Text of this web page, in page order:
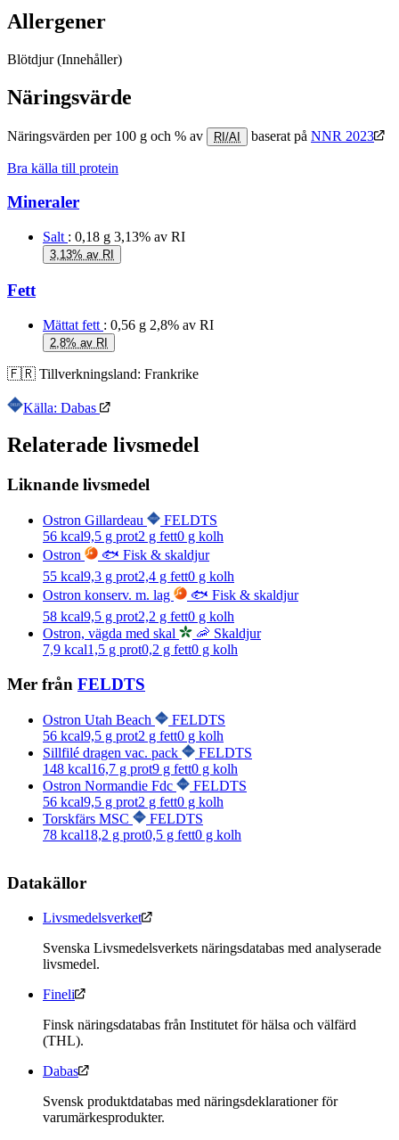
Allergener
Blötdjur(Innehåller)
Näringsvärde
Näringsvärden per 100 g och % av RI/AI baserat på NNR 2023
Bra källa till protein
Mineraler
Salt : 0,18 g 3,13% av RI
3,13% av RI
Fett
Mättat fett : 0,56 g 2,8% av RI
2,8% av RI
🇫🇷 Tillverkningsland: Frankrike
Källa: Dabas
Relaterade livsmedel
Liknande livsmedel
Ostron Gillardeau
FELDTS
56 kcal9,5 g prot2 g fett0 g kolh
Ostron
🐟 Fisk & skaldjur
55 kcal9,3 g prot2,4 g fett0 g kolh
Ostron konserv. m. lag
🐟 Fisk & skaldjur
58 kcal9,5 g prot2,2 g fett0 g kolh
Ostron, vägda med skal
🦐 Skaldjur
7,9 kcal1,5 g prot0,2 g fett0 g kolh
Mer från FELDTS
Ostron Utah Beach
FELDTS
56 kcal9,5 g prot2 g fett0 g kolh
Sillfilé dragen vac. pack
FELDTS
148 kcal16,7 g prot9 g fett0 g kolh
Ostron Normandie Fdc
FELDTS
56 kcal9,5 g prot2 g fett0 g kolh
Torskfärs MSC
FELDTS
78 kcal18,2 g prot0,5 g fett0 g kolh
Datakällor
Livsmedelsverket
Svenska Livsmedelsverkets näringsdatabas med analyserade
livsmedel.
Fineli
Finsk näringsdatabas från Institutet för hälsa och välfärd
(THL).
Dabas
Svensk produktdatabas med näringsdeklarationer för
varumärkesprodukter.